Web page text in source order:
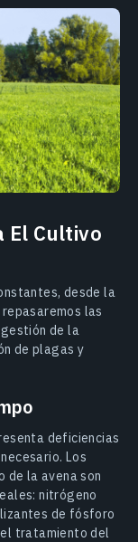
El Cultivo
desde la
las
de la
de plagas y
deficiencias
Los
de la avena son
nitrógeno
de fósforo
tratamiento del